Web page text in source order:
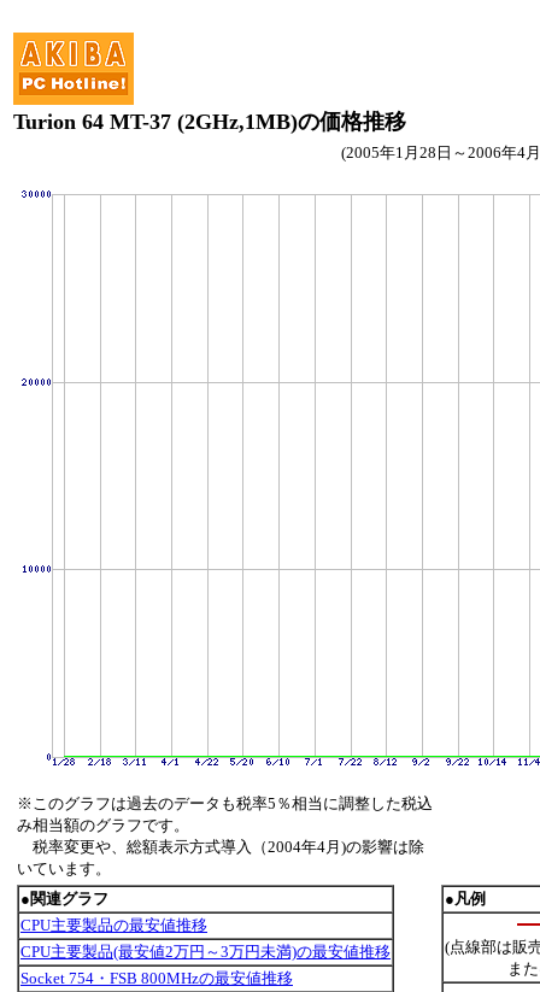
Turion 64 MT-37 (2GHz,1MB)の価格推移
(2005年1月28日～2006年4
※このグラフは過去のデータも税率5％相当に調整した税込
み相当額のグラフです。
税率変更や、総額表示方式導入（2004年4月)の影響は除
いています。
●関連グラフ
CPU主要製品の最安値推移
CPU主要製品(最安値2万円～3万円未満)の最安値推移
Socket 754・FSB 800MHzの最安値推移
●凡例
(点線部は販
ま